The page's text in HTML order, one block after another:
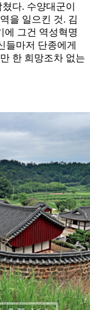
다. 수양대군이
을 일으킨 것. 김
에 그건 역성혁명
들마저 단종에게
한 희망조차 없는